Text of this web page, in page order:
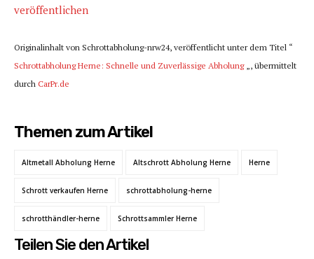
veröffentlichen
Originalinhalt von Schrottabholung-nrw24, veröffentlicht unter dem Titel “
Schrottabholung Herne: Schnelle und Zuverlässige Abholung„, übermittelt
durch CarPr.de
Themen zum Artikel
Altmetall Abholung Herne Altschrott Abholung Herne Herne
Schrott verkaufen Herne schrottabholung-herne
schrotthändler-herne Schrottsammler Herne
Teilen Sie den Artikel